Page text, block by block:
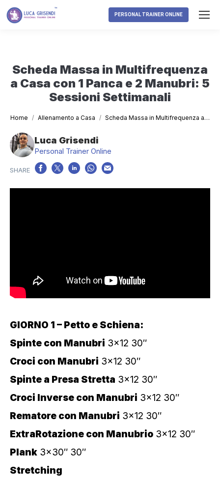
PERSONAL TRAINER ONLINE
Scheda Massa in Multifrequenza
a Casa con 1 Panca e 2 Manubri: 5
Sessioni Settimanali
Tu sei qui:
Home Allenamento a Casa Scheda Massa in Multifrequenza a…
Luca Grisendi
Personal Trainer Online
GIORNO 1 – Petto e Schiena:
Spinte con Manubri 3×12 30″
Croci con Manubri 3×12 30″
Spinte a Presa Stretta 3×12 30″
Croci Inverse con Manubri 3×12 30″
Rematore con Manubri 3×12 30″
ExtraRotazione con Manubrio 3×12 30″
Plank 3×30″ 30″
Stretching